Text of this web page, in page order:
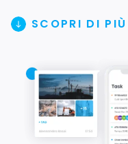
SCOPRI DI PIÙ